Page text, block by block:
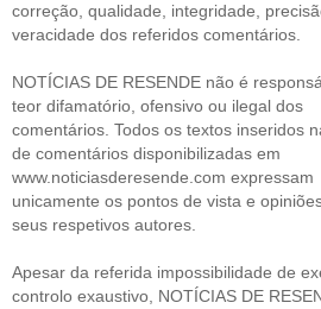
correção, qualidade, integridade,
veracidade dos referidos comentários.
NOTÍCIAS DE RESENDE não é
teor difamatório, ofensivo ou ilegal dos
comentários. Todos os textos inseridos
de comentários disponibilizadas em
www.noticiasderesende.com expressam
unicamente os pontos de vista e
seus respetivos autores.
Apesar da referida impossibilidade de
controlo exaustivo, NOTÍCIAS DE